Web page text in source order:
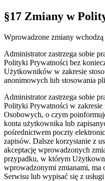
§17 Zmiany w
Wprowadzone zmiany
Administrator zastrzega sobie
Polityki Prywatności bez
Użytkowników w zakresie
anonimowych lub stosowania
Administrator zastrzega sobie
Polityki Prywatności w zakresie
Osobowych, o czym
konta użytkownika lub
pośrednictwem poczty
zapisów. Dalsze korzystanie z
akceptację wprowadzonych
przypadku, w którym
wprowadzonymi zmianami, ma
Serwisu lub wypisać się z